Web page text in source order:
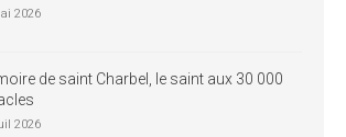
2026
de saint Charbel, le saint aux 30 000
2026